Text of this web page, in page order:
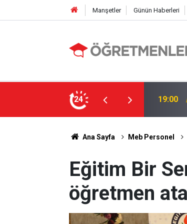
Manşetler Günün Haberleri
24
Liselerde Kontenjanlar Bitti, Rekabet
09:05
Ana Sayfa Meb Personel
Eğitim Bir
öğretmen